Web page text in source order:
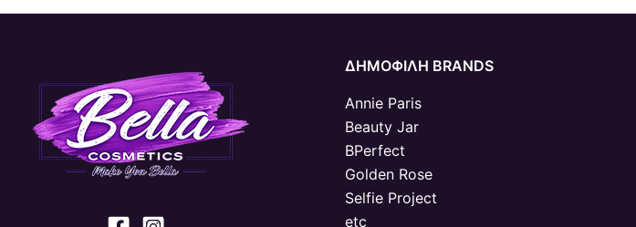
ΔΗΜΟΦΙΛΗ BRANDS
Annie Paris
Beauty Jar
BPerfect
Golden Rose
Selfie Project
etc